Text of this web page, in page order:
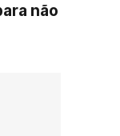
não